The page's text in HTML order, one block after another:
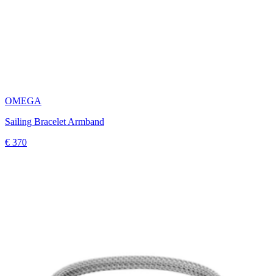
OMEGA
Sailing Bracelet Armband
€ 370